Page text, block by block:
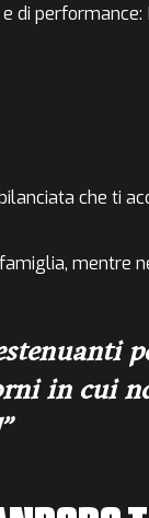
di performance:
che ti
mentre
in cui